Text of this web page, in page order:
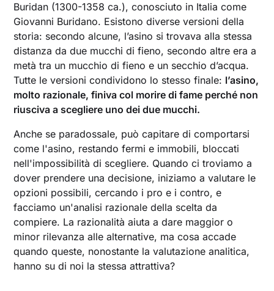
Buridan (1300-1358 ca.), conosciuto in Italia come
Giovanni Buridano. Esistono diverse versioni della
storia: secondo alcune, l’asino si trovava alla stessa
distanza da due mucchi di fieno, secondo altre era a
metà tra un mucchio di fieno e un secchio d’acqua.
Tutte le versioni condividono lo stesso finale: l’asino,
molto razionale, finiva col morire di fame perché non
riusciva a scegliere uno dei due mucchi.
Anche se paradossale, può capitare di comportarsi
come l'asino, restando fermi e immobili, bloccati
nell'impossibilità di scegliere. Quando ci troviamo a
dover prendere una decisione, iniziamo a valutare le
opzioni possibili, cercando i pro e i contro, e
facciamo un'analisi razionale della scelta da
compiere. La razionalità aiuta a dare maggior o
minor rilevanza alle alternative, ma cosa accade
quando queste, nonostante la valutazione analitica,
hanno su di noi la stessa attrattiva?